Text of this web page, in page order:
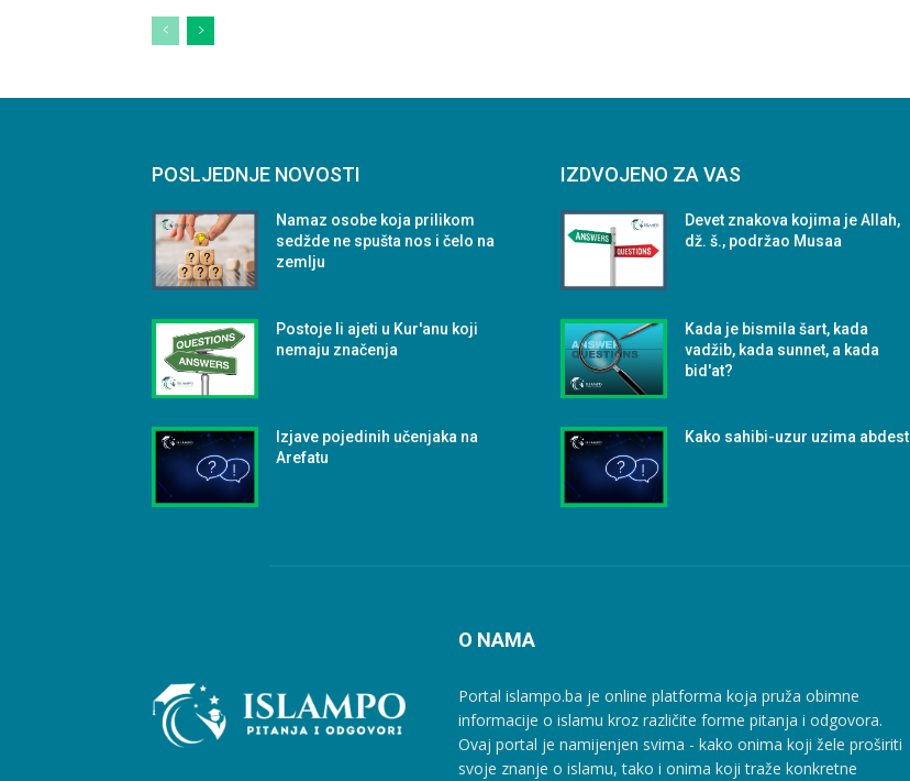
POSLJEDNJE NOVOSTI
Namaz osobe koja prilikom
sedžde ne spušta nos i čelo na
zemlju
Postoje li ajeti u Kur'anu koji
nemaju značenja
Izjave pojedinih učenjaka na
Arefatu
IZDVOJENO ZA VAS
Devet znakova kojima je Allah,
dž. š., podržao Musaa
Kada je bismila šart, kada
vadžib, kada sunnet, a kada
bid'at?
Kako sahibi-uzur uzima abdest
O NAMA
Portal islampo.ba je online platforma koja pruža obimne
informacije o islamu kroz različite forme pitanja i odgovora.
Ovaj portal je namijenjen svima - kako onima koji žele proširiti
svoje znanje o islamu, tako i onima koji traže konkretne